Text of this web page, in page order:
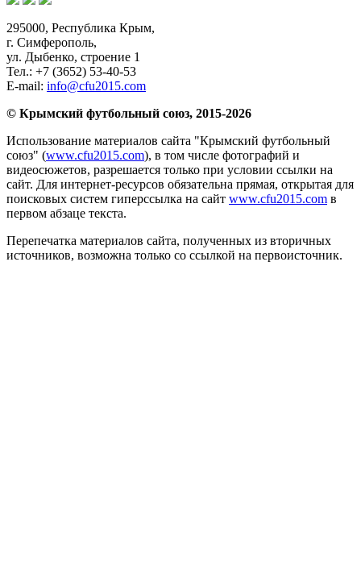
295000, Республика Крым,
г. Симферополь,
ул. Дыбенко, строение 1
Тел.: +7 (3652) 53-40-53
E-mail: info@cfu2015.com
© Крымский футбольный союз, 2015-2026
Использование материалов сайта "Крымский футбольный
союз" (www.cfu2015.com), в том числе фотографий и
видеосюжетов, разрешается только при условии ссылки на
сайт. Для интернет-ресурсов обязательна прямая, открытая для
поисковых систем гиперссылка на сайт www.cfu2015.com в
первом абзаце текста.
Перепечатка материалов сайта, полученных из вторичных
источников, возможна только со ссылкой на первоисточник.